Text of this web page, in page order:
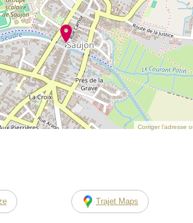
Corriger l’adresse
Trajet Maps